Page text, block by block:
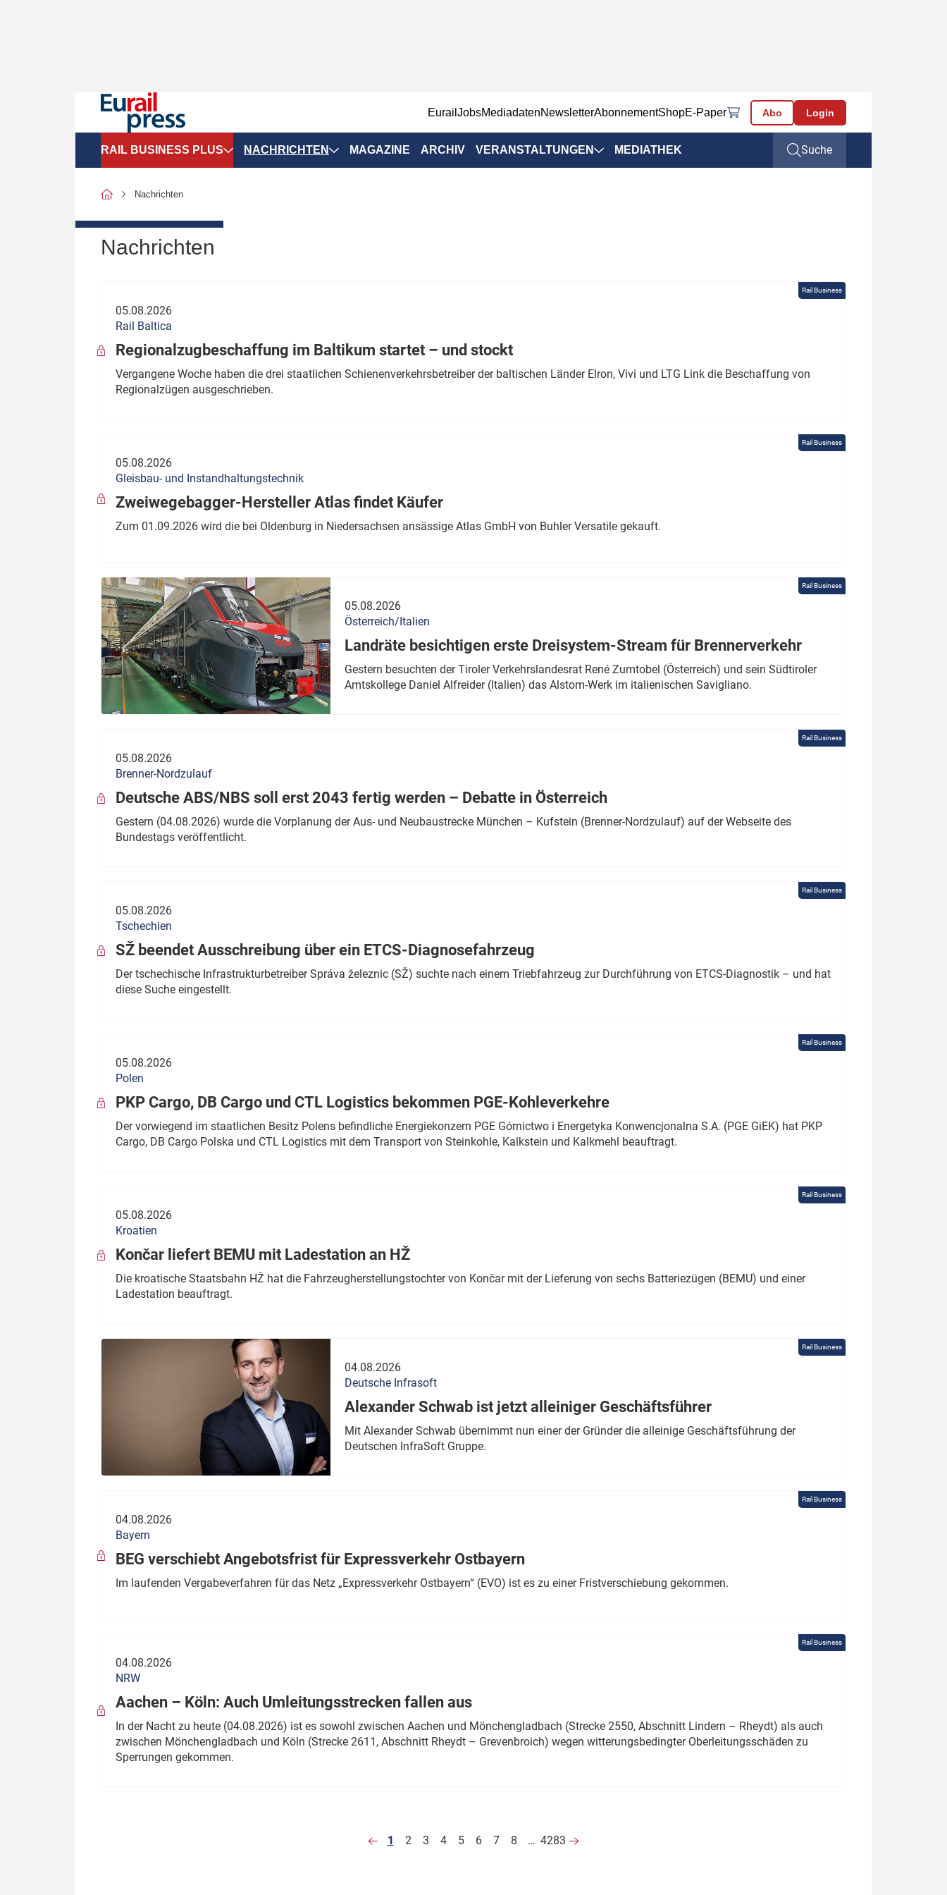
EurailJobsMediadatenNewsletterAbonnementShopE-Paper Abo Login
RAIL BUSINESS PLUS
SPNV-Marktdaten
Politik
Verbände: Wer spricht für
wen?
Thema des Monats
Dossier: Generalsanierung
Dossier: ETCS
NACHRICHTEN
Infrastruktur & Ausrüstung
ÖPNV
MAGAZINE ARCHIV VERANSTALTUNGEN MEDIATHEK Suche
Nachrichten
Nachrichten
Rail Business
05.08.2026
Rail Baltica
Regionalzugbeschaffung im Baltikum startet – und stockt
Vergangene Woche haben die drei staatlichen Schienenverkehrsbetreiber der baltischen Länder Elron, Vivi und LTG Link die Beschaffung von
Regionalzügen ausgeschrieben.
Rail Business
05.08.2026
Gleisbau- und Instandhaltungstechnik
Zweiwegebagger-Hersteller Atlas findet Käufer
Zum 01.09.2026 wird die bei Oldenburg in Niedersachsen ansässige Atlas GmbH von Buhler Versatile gekauft.
Rail Business
05.08.2026
Österreich/Italien
Landräte besichtigen erste Dreisystem-Stream für Brennerverkehr
Gestern besuchten der Tiroler Verkehrslandesrat René Zumtobel (Österreich) und sein Südtiroler
Amtskollege Daniel Alfreider (Italien) das Alstom-Werk im italienischen Savigliano.
Rail Business
05.08.2026
Brenner-Nordzulauf
Deutsche ABS/NBS soll erst 2043 fertig werden – Debatte in Österreich
Gestern (04.08.2026) wurde die Vorplanung der Aus- und Neubaustrecke München – Kufstein (Brenner-Nordzulauf) auf der Webseite des
Bundestags veröffentlicht.
Rail Business
05.08.2026
Tschechien
SŽ beendet Ausschreibung über ein ETCS-Diagnosefahrzeug
Der tschechische Infrastrukturbetreiber Správa železnic (SŽ) suchte nach einem Triebfahrzeug zur Durchführung von ETCS-Diagnostik – und hat
diese Suche eingestellt.
Rail Business
05.08.2026
Polen
PKP Cargo, DB Cargo und CTL Logistics bekommen PGE-Kohleverkehre
Der vorwiegend im staatlichen Besitz Polens befindliche Energiekonzern PGE Górnictwo i Energetyka Konwencjonalna S.A. (PGE GiEK) hat PKP
Cargo, DB Cargo Polska und CTL Logistics mit dem Transport von Steinkohle, Kalkstein und Kalkmehl beauftragt.
Rail Business
05.08.2026
Kroatien
Končar liefert BEMU mit Ladestation an HŽ
Die kroatische Staatsbahn HŽ hat die Fahrzeugherstellungstochter von Končar mit der Lieferung von sechs Batteriezügen (BEMU) und einer
Ladestation beauftragt.
Rail Business
04.08.2026
Deutsche Infrasoft
Alexander Schwab ist jetzt alleiniger Geschäftsführer
Mit Alexander Schwab übernimmt nun einer der Gründer die alleinige Geschäftsführung der
Deutschen InfraSoft Gruppe.
Rail Business
04.08.2026
Bayern
BEG verschiebt Angebotsfrist für Expressverkehr Ostbayern
Im laufenden Vergabeverfahren für das Netz „Expressverkehr Ostbayern“ (EVO) ist es zu einer Fristverschiebung gekommen.
Rail Business
04.08.2026
NRW
Aachen – Köln: Auch Umleitungsstrecken fallen aus
In der Nacht zu heute (04.08.2026) ist es sowohl zwischen Aachen und Mönchengladbach (Strecke 2550, Abschnitt Lindern – Rheydt) als auch
zwischen Mönchengladbach und Köln (Strecke 2611, Abschnitt Rheydt – Grevenbroich) wegen witterungsbedingter Oberleitungsschäden zu
Sperrungen gekommen.
1 2 3 4 5 6 7 8 … 4283